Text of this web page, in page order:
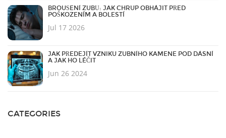
BROUŠENÍ ZUBŮ: JAK CHRUP OBHÁJIT PŘED
POŠKOZENÍM A BOLESTÍ
Jul 17 2026
JAK PŘEDEJÍT VZNIKU ZUBNÍHO KAMENE POD DÁSNÍ
A JAK HO LÉČIT
Jun 26 2024
CATEGORIES